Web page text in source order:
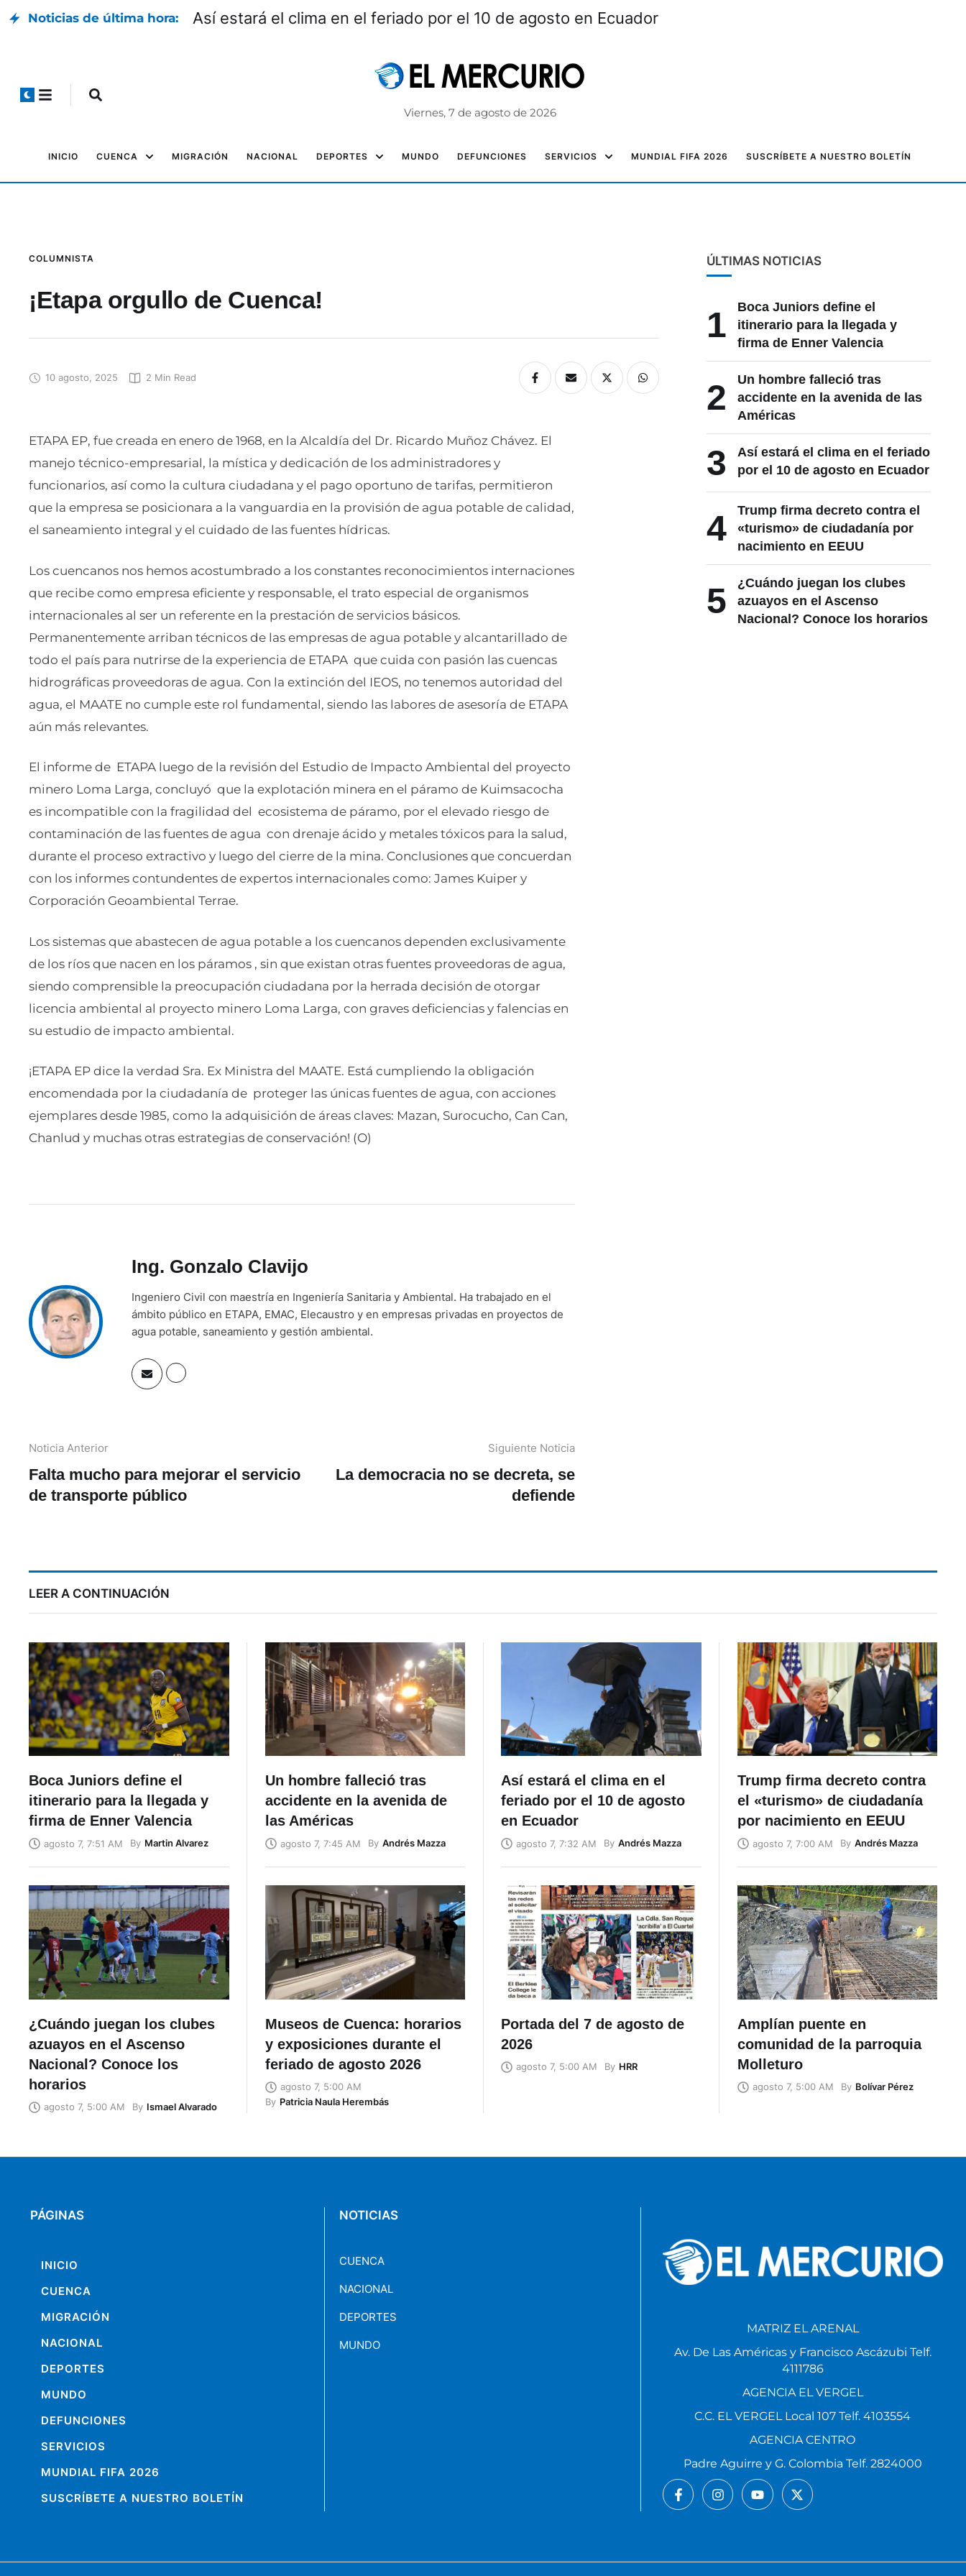
Noticias de última hora: Así estará el clima en el feriado por el 10 de agosto en Ecuador
Viernes, 7 de agosto de 2026
INICIO CUENCA MIGRACIÓN NACIONAL DEPORTES MUNDO DEFUNCIONES SERVICIOS MUNDIAL FIFA 2026 SUSCRÍBETE A NUESTRO BOLETÍN
COLUMNISTA
¡Etapa orgullo de Cuenca!
10 agosto, 2025 2 Min Read
ETAPA EP, fue creada en enero de 1968, en la Alcaldía del Dr. Ricardo Muñoz Chávez. El
manejo técnico-empresarial, la mística y dedicación de los administradores y
funcionarios, así como la cultura ciudadana y el pago oportuno de tarifas, permitieron
que la empresa se posicionara a la vanguardia en la provisión de agua potable de calidad,
el saneamiento integral y el cuidado de las fuentes hídricas.
Los cuencanos nos hemos acostumbrado a los constantes reconocimientos internaciones
que recibe como empresa eficiente y responsable, el trato especial de organismos
internacionales al ser un referente en la prestación de servicios básicos.
Permanentemente arriban técnicos de las empresas de agua potable y alcantarillado de
todo el país para nutrirse de la experiencia de ETAPA que cuida con pasión las cuencas
hidrográficas proveedoras de agua. Con la extinción del IEOS, no tenemos autoridad del
agua, el MAATE no cumple este rol fundamental, siendo las labores de asesoría de ETAPA
aún más relevantes.
El informe de ETAPA luego de la revisión del Estudio de Impacto Ambiental del proyecto
minero Loma Larga, concluyó que la explotación minera en el páramo de Kuimsacocha
es incompatible con la fragilidad del ecosistema de páramo, por el elevado riesgo de
contaminación de las fuentes de agua con drenaje ácido y metales tóxicos para la salud,
durante el proceso extractivo y luego del cierre de la mina. Conclusiones que concuerdan
con los informes contundentes de expertos internacionales como: James Kuiper y
Corporación Geoambiental Terrae.
Los sistemas que abastecen de agua potable a los cuencanos dependen exclusivamente
de los ríos que nacen en los páramos , sin que existan otras fuentes proveedoras de agua,
siendo comprensible la preocupación ciudadana por la herrada decisión de otorgar
licencia ambiental al proyecto minero Loma Larga, con graves deficiencias y falencias en
su estudio de impacto ambiental.
¡ETAPA EP dice la verdad Sra. Ex Ministra del MAATE. Está cumpliendo la obligación
encomendada por la ciudadanía de proteger las únicas fuentes de agua, con acciones
ejemplares desde 1985, como la adquisición de áreas claves: Mazan, Surocucho, Can Can,
Chanlud y muchas otras estrategias de conservación! (O)
Ing. Gonzalo Clavijo
Ingeniero Civil con maestría en Ingeniería Sanitaria y Ambiental. Ha trabajado en el
ámbito público en ETAPA, EMAC, Elecaustro y en empresas privadas en proyectos de
agua potable, saneamiento y gestión ambiental.
Noticia Anterior
Falta mucho para mejorar el servicio
de transporte público
Siguiente Noticia
La democracia no se decreta, se
defiende
ÚLTIMAS NOTICIAS
1
Boca Juniors define el
itinerario para la llegada y
firma de Enner Valencia
2
Un hombre falleció tras
accidente en la avenida de las
Américas
3
Así estará el clima en el feriado
por el 10 de agosto en Ecuador
4
Trump firma decreto contra el
«turismo» de ciudadanía por
nacimiento en EEUU
5
¿Cuándo juegan los clubes
azuayos en el Ascenso
Nacional? Conoce los horarios
LEER A CONTINUACIÓN
Boca Juniors define el
itinerario para la llegada y
firma de Enner Valencia
agosto 7, 7:51 AM By Martin Alvarez
Un hombre falleció tras
accidente en la avenida de
las Américas
agosto 7, 7:45 AM By Andrés Mazza
Así estará el clima en el
feriado por el 10 de agosto
en Ecuador
agosto 7, 7:32 AM By Andrés Mazza
Trump firma decreto contra
el «turismo» de ciudadanía
por nacimiento en EEUU
agosto 7, 7:00 AM By Andrés Mazza
¿Cuándo juegan los clubes
azuayos en el Ascenso
Nacional? Conoce los
horarios
agosto 7, 5:00 AM By Ismael Alvarado
Museos de Cuenca: horarios
y exposiciones durante el
feriado de agosto 2026
agosto 7, 5:00 AM
By Patricia Naula Herembás
Portada del 7 de agosto de
2026
agosto 7, 5:00 AM By HRR
Amplían puente en
comunidad de la parroquia
Molleturo
agosto 7, 5:00 AM By Bolívar Pérez
PÁGINAS
INICIO
CUENCA
MIGRACIÓN
NACIONAL
DEPORTES
MUNDO
DEFUNCIONES
SERVICIOS
MUNDIAL FIFA 2026
SUSCRÍBETE A NUESTRO BOLETÍN
NOTICIAS
CUENCA
NACIONAL
DEPORTES
MUNDO
MATRIZ EL ARENAL
Av. De Las Américas y Francisco Ascázubi Telf.
4111786
AGENCIA EL VERGEL
C.C. EL VERGEL Local 107 Telf. 4103554
AGENCIA CENTRO
Padre Aguirre y G. Colombia Telf. 2824000